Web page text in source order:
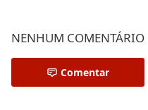
NENHUM COMENTÁRIO
Comentar